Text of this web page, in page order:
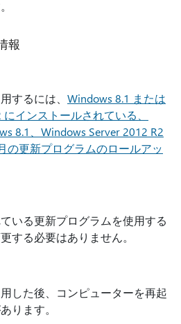
報
するには、 Windows 8.1 または
インストールされている、
8.1、Windows Server 2012 R2
の更新プログラムのロールアッ
いる更新プログラムを使用する
する必要はありません。
した後、コンピューターを再起
ります。